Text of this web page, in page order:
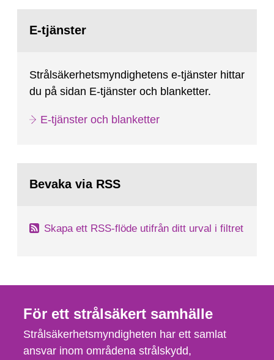
sida:E-tjänster
Strålsäkerhetsmyndighetens e-tjänster hittar
du på sidan E-tjänster och blanketter.
E-tjänster och blanketter
Bevaka via RSS
Skapa ett RSS-flöde utifrån ditt urval i filtret
För ett strålsäkert samhälle
Strålsäkerhetsmyndigheten har ett samlat
ansvar inom områdena strålskydd,